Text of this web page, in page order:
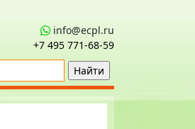
info@ecpl.ru
+7 495 771‑68-59